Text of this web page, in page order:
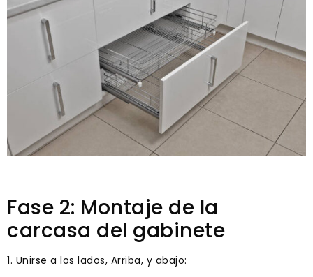
Fase 2: Montaje de la
carcasa del gabinete
1. Unirse a los lados, Arriba, y abajo: